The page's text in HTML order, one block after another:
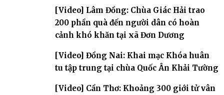
[Video] Lâm Đồng: Chùa Giác Hải trao
200 phần quà đến người dân có hoàn
cảnh khó khăn tại xã Đơn Dương
[Video] Đồng Nai: Khai mạc Khóa huân
tu tập trung tại chùa Quốc Ân Khải Tường
[Video] Cần Thơ: Khoảng 300 giới tử vân